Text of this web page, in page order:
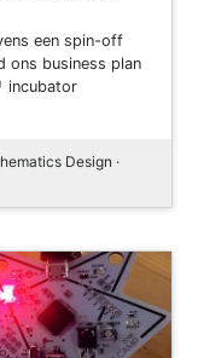
een spin-off
ons business plan
incubator
Design ·
Project